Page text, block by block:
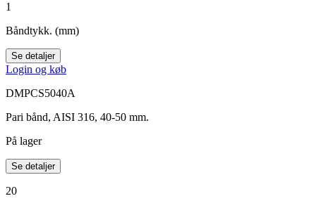
1
Båndtykk. (mm)
Se detaljer
Login og køb
DMPCS5040A
Pari bånd, AISI 316, 40-50 mm.
På lager
Se detaljer
20